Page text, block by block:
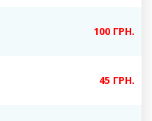
100 ГРН.
45 ГРН.